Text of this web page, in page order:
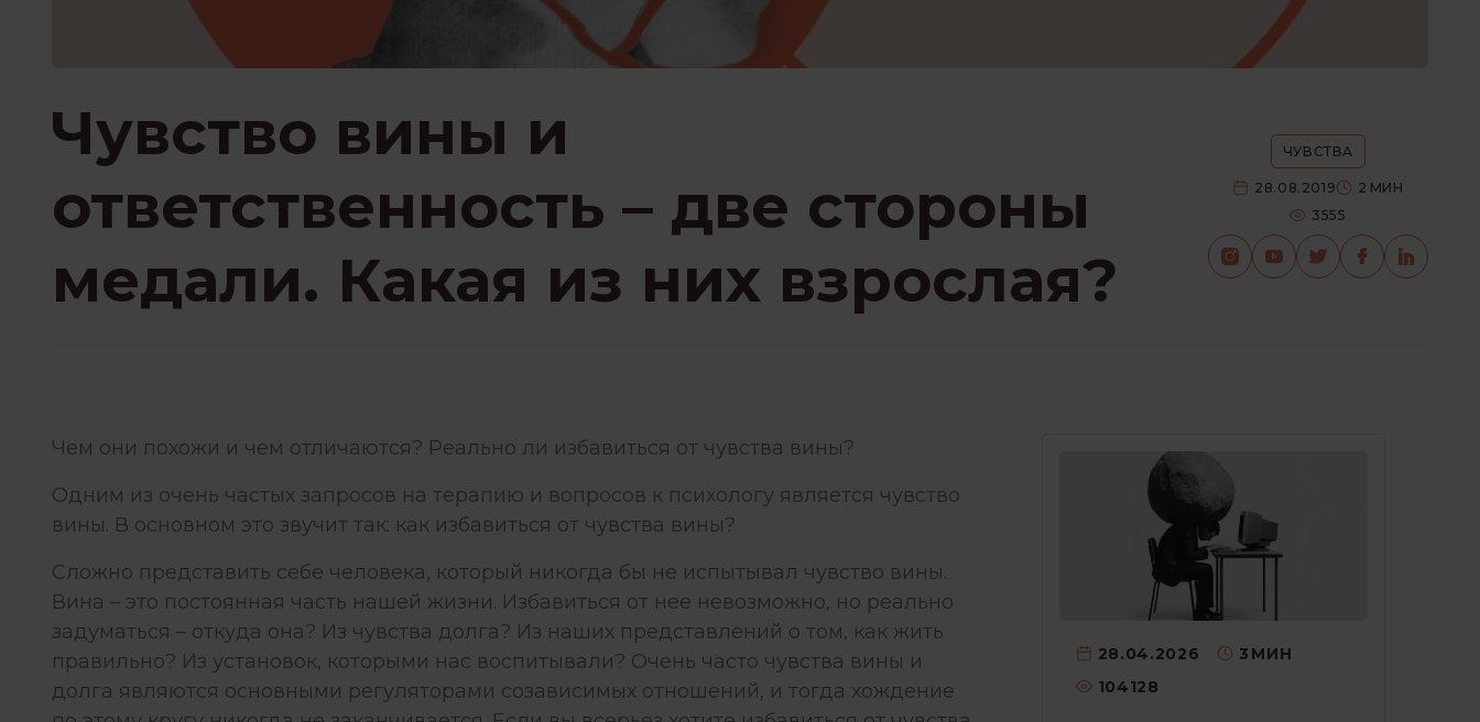
Чувство вины и
ответственность – две стороны
медали. Какая из них взрослая?
ЧУВСТВА
28.08.2019 2 МИН
3555
Чем они похожи и чем отличаются? Реально ли избавиться от чувства вины?
Одним из очень частых запросов на терапию и вопросов к психологу является чувство
вины. В основном это звучит так: как избавиться от чувства вины?
Сложно представить себе человека, который никогда бы не испытывал чувство вины.
Вина – это постоянная часть нашей жизни. Избавиться от нее невозможно, но реально
задуматься – откуда она? Из чувства долга? Из наших представлений о том, как жить
правильно? Из установок, которыми нас воспитывали? Очень часто чувства вины и
долга являются основными регуляторами созависимых отношений, и тогда хождение
28.04.2026 3 МИН
104128
ПСИХОТЕРАПИЯ ПЕРЕЖИВАНИЕМ РАБОТА С ПСИХОЛОГОМ